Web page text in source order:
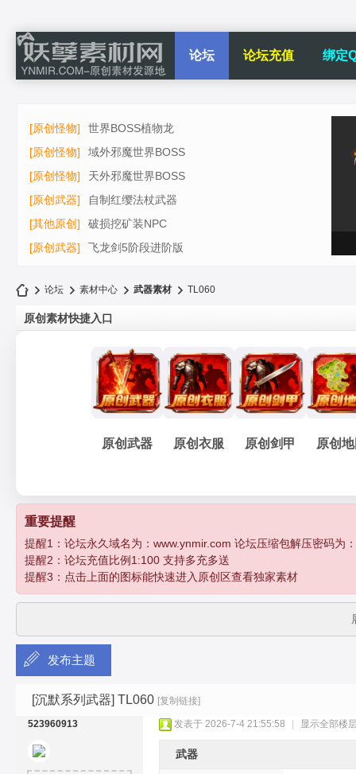
论坛 论坛充值 绑定
[原创怪物]
世界BOSS植物龙
[原创怪物]
域外邪魔世界BOSS
[原创怪物]
天外邪魔世界BOSS
[原创武器]
自制红缨法杖武器
[其他原创]
破损挖矿装NPC
[原创武器]
飞龙剑5阶段进阶版
孽
传
论坛 素材中心
›
武器素材
›
TL060
原创素材快捷入口
原创武器 原创衣服 原创剑甲 原创
重要提醒
提醒1：论坛永久域名为：www.ynmir.com 论坛压缩包解压密码为
提醒2：论坛充值比例1:100 支持多充多送
提醒3：点击上面的图标能快速进入原创区查看独家素材
发布主题
[沉默系列武器] TL060 [复制链接]
523960913 发表于 2026-7-4 21:55:58 显示全部楼
武器